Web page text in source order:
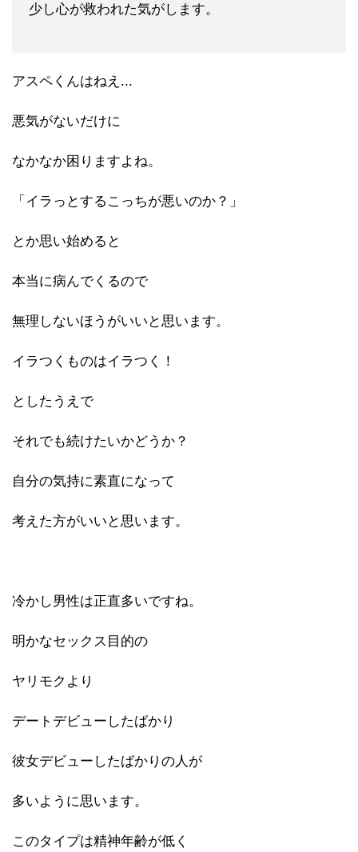
少し心が救われた気がします。
アスペくんはねえ...
悪気がないだけに
なかなか困りますよね。
「イラっとするこっちが悪いのか？」
とか思い始めると
本当に病んでくるので
無理しないほうがいいと思います。
イラつくものはイラつく！
としたうえで
それでも続けたいかどうか？
自分の気持に素直になって
考えた方がいいと思います。
冷かし男性は正直多いですね。
明かなセックス目的の
ヤリモクより
デートデビューしたばかり
彼女デビューしたばかりの人が
多いように思います。
このタイプは精神年齢が低く